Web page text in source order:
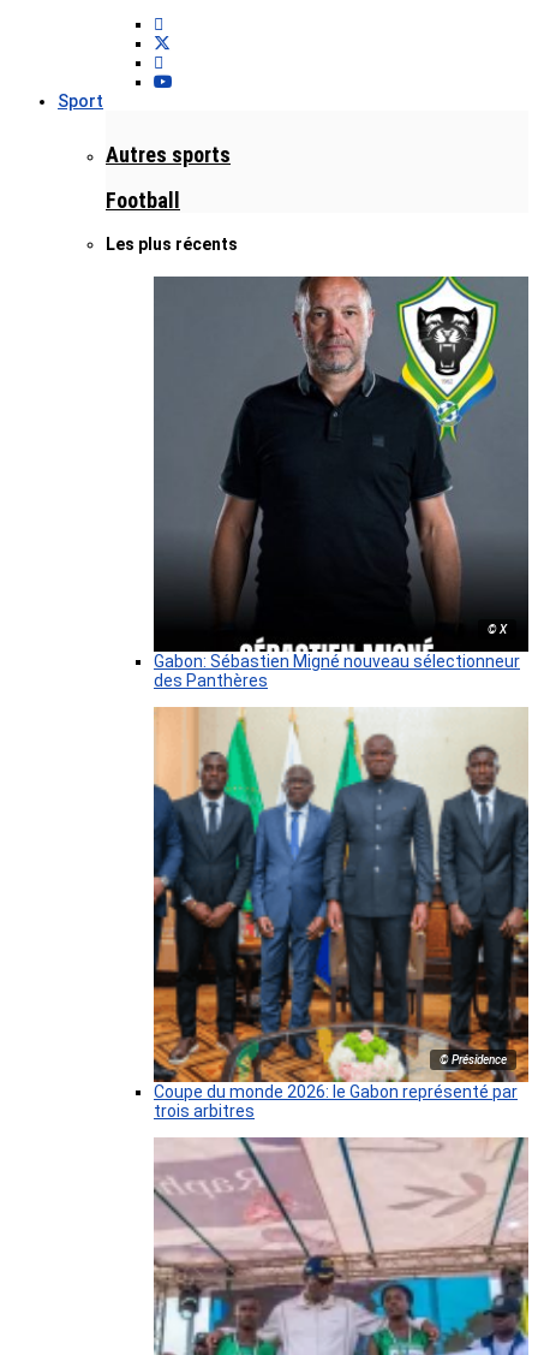
Sport
Autres sports
Football
Les plus récents
© X
Gabon: Sébastien Migné nouveau sélectionneur
des Panthères
© Présidence
Coupe du monde 2026: le Gabon représenté par
trois arbitres